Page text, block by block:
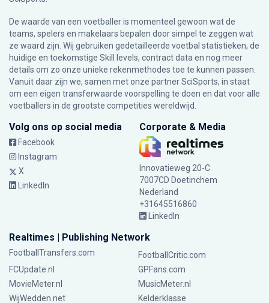
De waarde van een voetballer is momenteel gewoon wat de
teams, spelers en makelaars bepalen door simpel te zeggen wat
ze waard zijn. Wij gebruiken gedetailleerde voetbal statistieken, de
huidige en toekomstige Skill levels, contract data en nog meer
details om zo onze unieke rekenmethodes toe te kunnen passen.
Vanuit daar zijn we, samen met onze partner SciSports, in staat
om een eigen transferwaarde voorspelling te doen en dat voor alle
voetballers in de grootste competities wereldwijd.
Volg ons op social media
Facebook
Instagram
X
LinkedIn
Corporate & Media
Innovatieweg 20-C
7007CD Doetinchem
Nederland
+31645516860
LinkedIn
Realtimes | Publishing Network
FootballTransfers.com
FootballCritic.com
FCUpdate.nl
GPFans.com
MovieMeter.nl
MusicMeter.nl
WijWedden.net
Kelderklasse